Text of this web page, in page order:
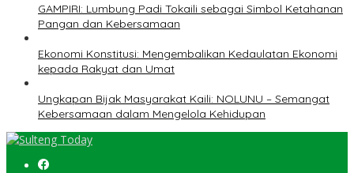
GAMPIRI: Lumbung Padi Tokaili sebagai Simbol Ketahanan
Pangan dan Kebersamaan
Ekonomi Konstitusi: Mengembalikan Kedaulatan Ekonomi
kepada Rakyat dan Umat
Ungkapan Bijak Masyarakat Kaili: NOLUNU – Semangat
Kebersamaan dalam Mengelola Kehidupan